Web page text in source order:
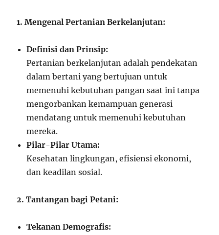
1. Mengenal Pertanian Berkelanjutan:
Definisi dan Prinsip:
Pertanian berkelanjutan adalah pendekatan
dalam bertani yang bertujuan untuk
memenuhi kebutuhan pangan saat ini tanpa
mengorbankan kemampuan generasi
mendatang untuk memenuhi kebutuhan
mereka.
Pilar-Pilar Utama:
Kesehatan lingkungan, efisiensi ekonomi,
dan keadilan sosial.
2. Tantangan bagi Petani:
Tekanan Demografis: